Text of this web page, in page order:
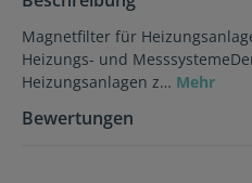
Magnetfilter für
Heizungs- und
Heizungsanlagen z… Mehr
Bewertungen